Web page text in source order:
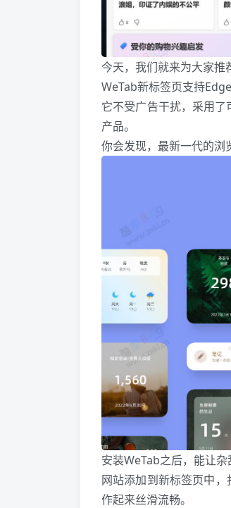
今天，我们就来为大家
WeTab新标签页支持
它不受广告干扰，采用
产品。
你会发现，最新一代的浏
安装WeTab之后，能让
网站添加到新标签页中
作起来丝滑流畅。